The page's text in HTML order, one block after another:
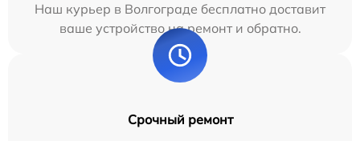
Наш курьер в Волгограде бесплатно доставит
ваше устройство на ремонт и обратно.
Срочный ремонт